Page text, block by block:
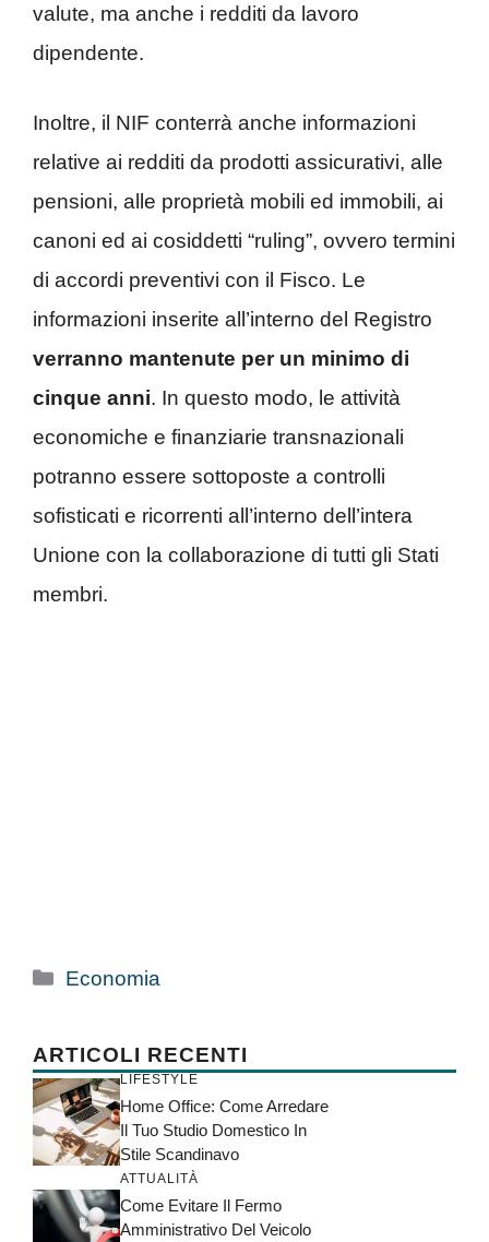
valute, ma anche i redditi da lavoro
dipendente.
Inoltre, il NIF conterrà anche informazioni
relative ai redditi da prodotti assicurativi, alle
pensioni, alle proprietà mobili ed immobili, ai
canoni ed ai cosiddetti “ruling”, ovvero termini
di accordi preventivi con il Fisco. Le
informazioni inserite all’interno del Registro
verranno mantenute per un minimo di
cinque anni. In questo modo, le attività
economiche e finanziarie transnazionali
potranno essere sottoposte a controlli
sofisticati e ricorrenti all’interno dell’intera
Unione con la collaborazione di tutti gli Stati
membri.
Categorie
Economia
ARTICOLI RECENTI
LIFESTYLE
Home Office: Come Arredare
Il Tuo Studio Domestico In
Stile Scandinavo
ATTUALITÀ
Come Evitare Il Fermo
Amministrativo Del Veicolo